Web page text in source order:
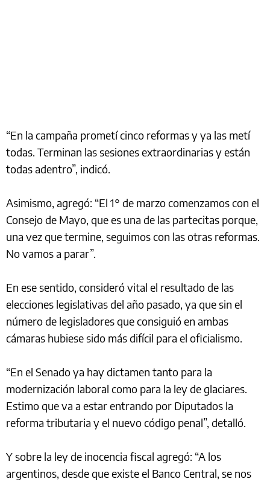
“En la campaña prometí cinco reformas y ya las metí
todas. Terminan las sesiones extraordinarias y están
todas adentro”, indicó.
Asimismo, agregó: “El 1° de marzo comenzamos con el
Consejo de Mayo, que es una de las partecitas porque,
una vez que termine, seguimos con las otras reformas.
No vamos a parar”.
En ese sentido, consideró vital el resultado de las
elecciones legislativas del año pasado, ya que sin el
número de legisladores que consiguió en ambas
cámaras hubiese sido más difícil para el oficialismo.
“En el Senado ya hay dictamen tanto para la
modernización laboral como para la ley de glaciares.
Estimo que va a estar entrando por Diputados la
reforma tributaria y el nuevo código penal”, detalló.
Y sobre la ley de inocencia fiscal agregó: “A los
argentinos, desde que existe el Banco Central, se nos